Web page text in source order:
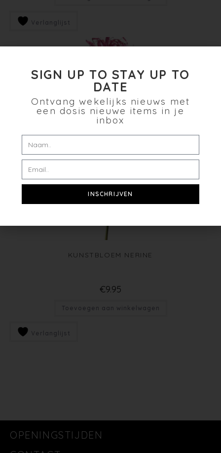
Verlanglijst
KUNSTBLOEM NERINE
€9.95
Toevoegen aan winkelwagen
Verlanglijst
OPENINGSTIJDEN
SIGN UP TO STAY UP TO
DATE
Ontvang wekelijks nieuws met
een dosis nieuwe items in je
inbox
INSCHRIJVEN